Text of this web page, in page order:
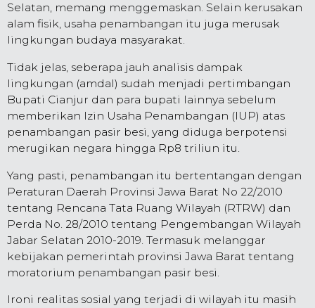
Selatan, memang menggemaskan. Selain kerusakan
alam fisik, usaha penambangan itu juga merusak
lingkungan budaya masyarakat.
Tidak jelas, seberapa jauh analisis dampak
lingkungan (amdal) sudah menjadi pertimbangan
Bupati Cianjur dan para bupati lainnya sebelum
memberikan Izin Usaha Penambangan (IUP) atas
penambangan pasir besi, yang diduga berpotensi
merugikan negara hingga Rp8 triliun itu.
Yang pasti, penambangan itu bertentangan dengan
Peraturan Daerah Provinsi Jawa Barat No 22/2010
tentang Rencana Tata Ruang Wilayah (RTRW) dan
Perda No. 28/2010 tentang Pengembangan Wilayah
Jabar Selatan 2010-2019. Termasuk melanggar
kebijakan pemerintah provinsi Jawa Barat tentang
moratorium penambangan pasir besi.
Ironi realitas sosial yang terjadi di wilayah itu masih